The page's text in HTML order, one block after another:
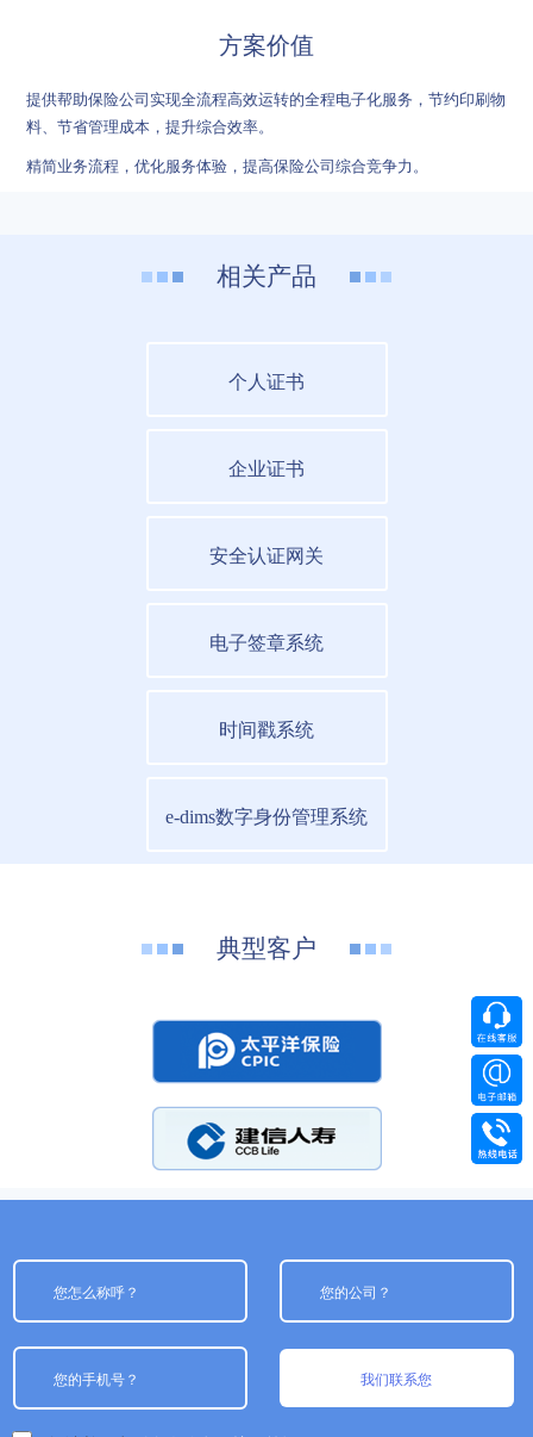
方案价值
提供帮助保险公司实现全流程高效运转的全程电子化服务，节约印刷物
料、节省管理成本，提升综合效率。
精简业务流程，优化服务体验，提高保险公司综合竞争力。
相关产品
个人证书
企业证书
安全认证网关
电子签章系统
时间戳系统
e-dims数字身份管理系统
典型客户
我们联系您